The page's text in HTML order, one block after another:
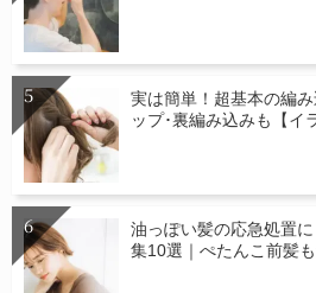
実は簡単！超基本の編
ップ･裏編み込みも【イ
油っぽい髪の応急処置
集10選｜ぺたんこ前髪